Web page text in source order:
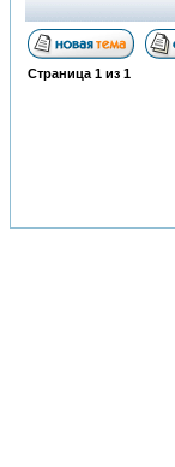
Страница 1 из 1